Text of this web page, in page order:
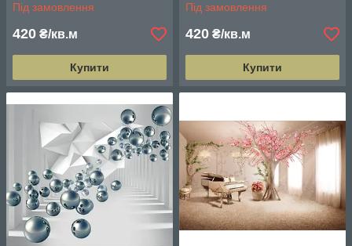
Під замовлення
420 ₴/кв.м
Купити
Під замовлення
420 ₴/кв.м
Купити